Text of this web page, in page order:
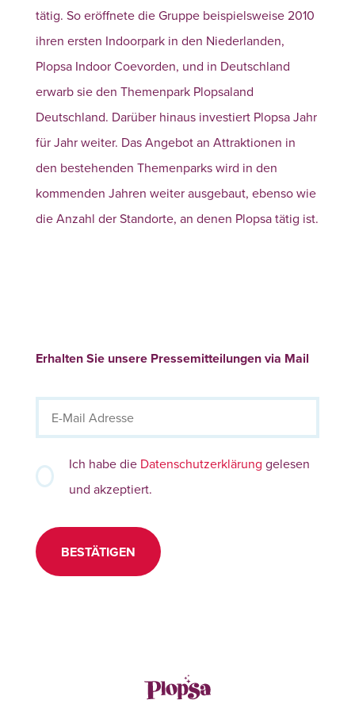
tätig. So eröffnete die Gruppe beispielsweise 2010
ihren ersten Indoorpark in den Niederlanden,
Plopsa Indoor Coevorden, und in Deutschland
erwarb sie den Themenpark Plopsaland
Deutschland. Darüber hinaus investiert Plopsa Jahr
für Jahr weiter. Das Angebot an Attraktionen in
den bestehenden Themenparks wird in den
kommenden Jahren weiter ausgebaut, ebenso wie
die Anzahl der Standorte, an denen Plopsa tätig ist.
Erhalten Sie unsere Pressemitteilungen via Mail
Ich habe die Datenschutzerklärung gelesen
und akzeptiert.
BESTÄTIGEN